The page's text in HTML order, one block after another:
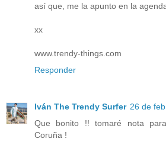
así que, me la apunto en la
xx
www.trendy-things.com
Responder
Iván The Trendy Surfer 26 de
Que bonito !! tomaré nota
Coruña !